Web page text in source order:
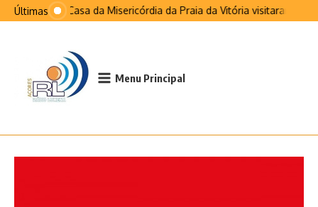
Ir para o conteúdo
ÚltimasSanta Casa da Misericórdia da Praia da Vitória visitaram São
Menu Principal